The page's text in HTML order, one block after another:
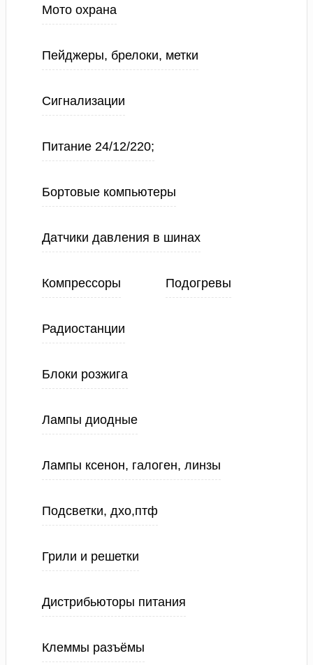
Мото охрана
Пейджеры, брелоки, метки
Сигнализации
Питание 24/12/220;
Бортовые компьютеры
Датчики давления в шинах
Компрессоры Подогревы
Радиостанции
Блоки розжига
Лампы диодные
Лампы ксенон, галоген, линзы
Подсветки, дхо,птф
Грили и решетки
Дистрибьюторы питания
Клеммы разъёмы